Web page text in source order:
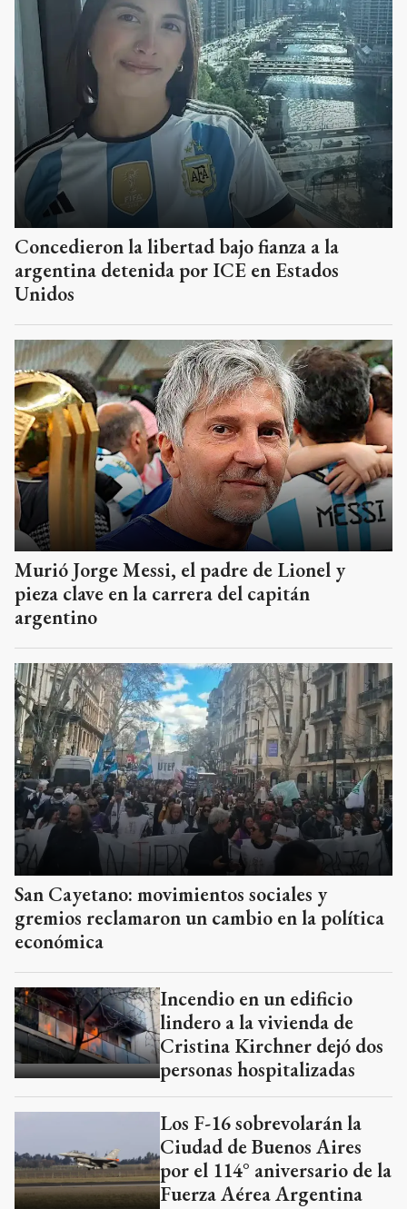
Concedieron la libertad bajo fianza a la
argentina detenida por ICE en Estados
Unidos
Murió Jorge Messi, el padre de Lionel y
pieza clave en la carrera del capitán
argentino
San Cayetano: movimientos sociales y
gremios reclamaron un cambio en la política
económica
Incendio en un edificio
lindero a la vivienda de
Cristina Kirchner dejó dos
personas hospitalizadas
Los F-16 sobrevolarán la
Ciudad de Buenos Aires
por el 114° aniversario de la
Fuerza Aérea Argentina